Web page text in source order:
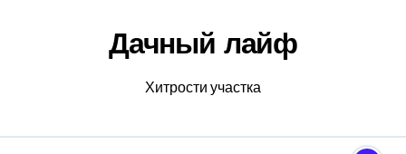
Дачный лайф
Хитрости участка